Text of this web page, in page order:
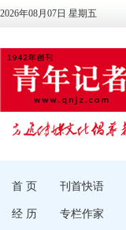
2026年08月07日 星期五
首 页 刊首快语
经 历 专栏作家